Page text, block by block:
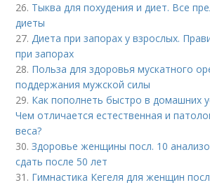
26. Тыква для похудения и диет. Все
диеты
27.Диета при запорах у взрослых.
при запорах
28. Польза для здоровья мускатного
поддержания мужской силы
29. Как пополнеть быстро в домашних
Чем отличается естественная и
веса?
30.Здоровье женщины посл. 10
сдать после 50 лет
31. Гимнастика Кегеля для женщин